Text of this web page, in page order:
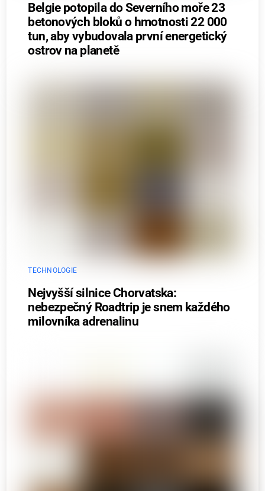
Belgie potopila do Severního moře 23
betonových bloků o hmotnosti 22 000
tun, aby vybudovala první energetický
ostrov na planetě
TECHNOLOGIE
Nejvyšší silnice Chorvatska:
nebezpečný Roadtrip je snem každého
milovníka adrenalinu